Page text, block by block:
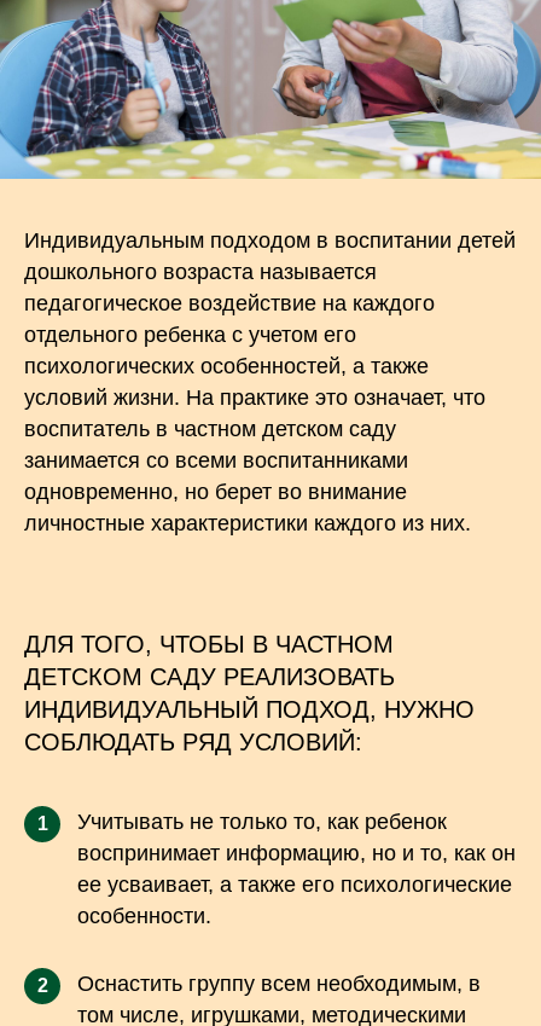
Индивидуальным подходом в воспитании детей
дошкольного возраста называется
педагогическое воздействие на каждого
отдельного ребенка с учетом его
психологических особенностей, а также
условий жизни. На практике это означает, что
воспитатель в частном детском саду
занимается со всеми воспитанниками
одновременно, но берет во внимание
личностные характеристики каждого из них.
ДЛЯ ТОГО, ЧТОБЫ В ЧАСТНОМ
ДЕТСКОМ САДУ РЕАЛИЗОВАТЬ
ИНДИВИДУАЛЬНЫЙ ПОДХОД, НУЖНО
СОБЛЮДАТЬ РЯД УСЛОВИЙ:
1
Учитывать не только то, как ребенок
воспринимает информацию, но и то, как он
ее усваивает, а также его психологические
особенности.
2
Оснастить группу всем необходимым, в
том числе, игрушками, методическими